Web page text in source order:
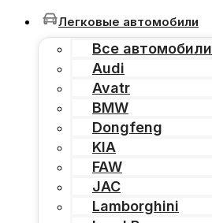
Легковые автомобили
Все автомобили
Audi
Avatr
BMW
Dongfeng
KIA
FAW
JAC
Lamborghini